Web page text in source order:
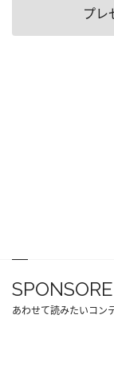
プレ
あわせて読みたいコン